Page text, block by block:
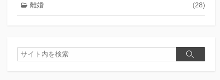
離婚 (28)
検
索
検